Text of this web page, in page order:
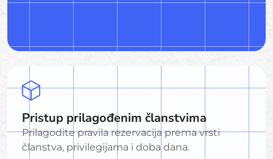
Pristup prilagođenim članstvima
Prilagodite pravila rezervacija prema vrsti
članstva, privilegijama i doba dana.